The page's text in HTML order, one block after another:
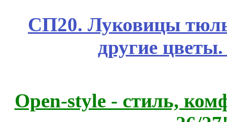
СП20. Луковицы
другие
Open-style - стиль,